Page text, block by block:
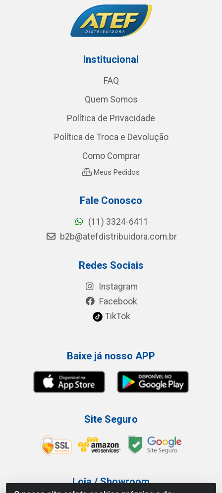
Institucional
FAQ
Quem Somos
Política de Privacidade
Política de Troca e Devolução
Como Comprar
Meus Pedidos
Fale Conosco
(11) 3324-6411
b2b@atefdistribuidora.com.br
Redes Sociais
Instagram
Facebook
TikTok
Baixe já nosso APP
Site Seguro
Loja / Showroom